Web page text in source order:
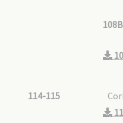
108B
114-115